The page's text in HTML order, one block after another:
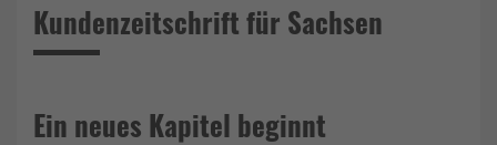
Kundenzeitschrift für Sachsen
Ein neues Kapitel beginnt